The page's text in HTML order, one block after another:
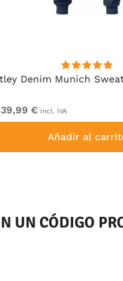
Denim Munich
39,99 € incl. IVA
Añadir al
UN CÓDIGO